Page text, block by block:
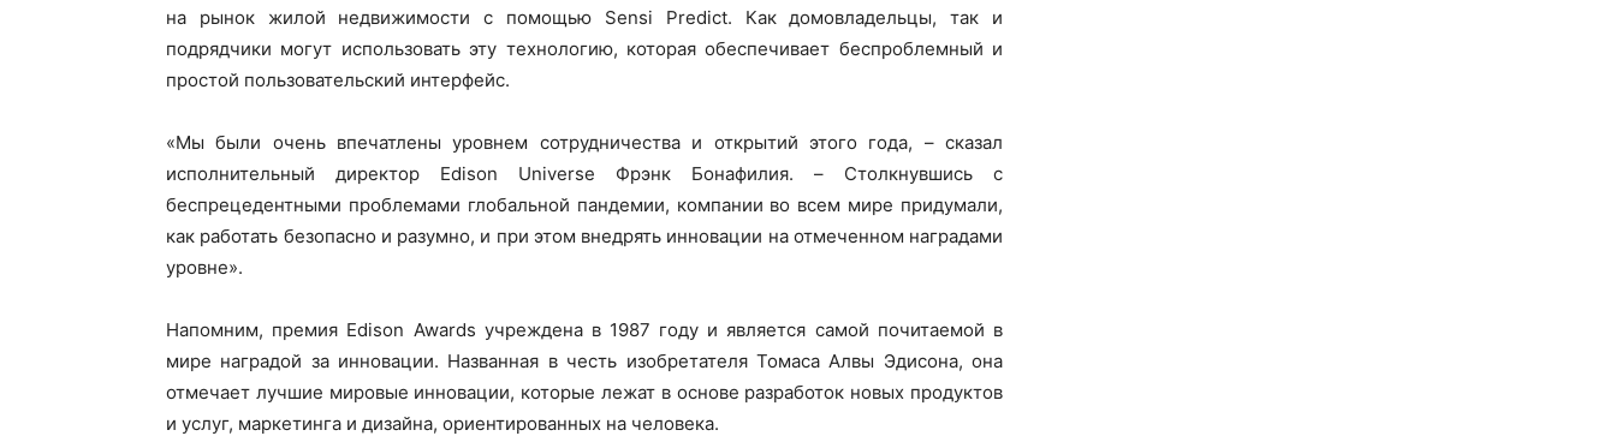
на рынок жилой недвижимости с помощью Sensi Predict. Как домовладельцы, так и
подрядчики могут использовать эту технологию, которая обеспечивает беспроблемный и
простой пользовательский интерфейс.
«Мы были очень впечатлены уровнем сотрудничества и открытий этого года, – сказал
исполнительный директор Edison Universe Фрэнк Бонафилия. – Cтолкнувшись с
беспрецедентными проблемами глобальной пандемии, компании во всем мире придумали,
как работать безопасно и разумно, и при этом внедрять инновации на отмеченном наградами
уровне».
Напомним, премия Edison Awards учреждена в 1987 году и является самой почитаемой в
мире наградой за инновации. Названная в честь изобретателя Томаса Алвы Эдисона, она
отмечает лучшие мировые инновации, которые лежат в основе разработок новых продуктов
и услуг, маркетинга и дизайна, ориентированных на человека.